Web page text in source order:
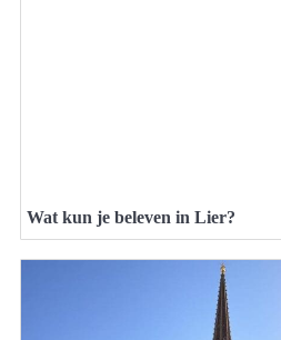
Wat kun je beleven in Lier?